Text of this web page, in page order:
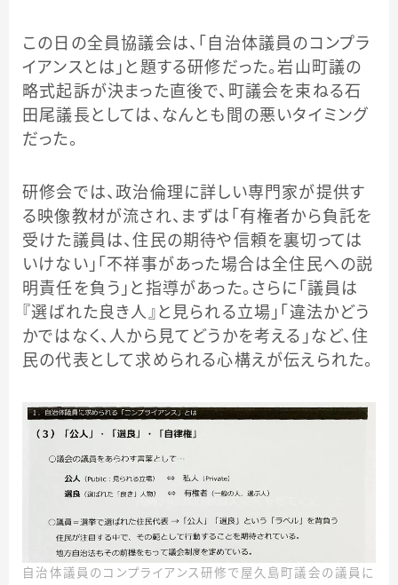
この日の全員協議会は、「自治体議員のコンプラ
イアンスとは」と題する研修だった。岩山町議の
略式起訴が決まった直後で、町議会を束ねる石
田尾議長としては、なんとも間の悪いタイミング
だった。
研修会では、政治倫理に詳しい専門家が提供す
る映像教材が流され、まずは「有権者から負託を
受けた議員は、住民の期待や信頼を裏切っては
いけない」「不祥事があった場合は全住民への説
明責任を負う」と指導があった。さらに「議員は
『選ばれた良き人』と見られる立場」「違法かどう
かではなく、人から見てどうかを考える」など、住
民の代表として求められる心構えが伝えられた。
自治体議員のコンプライアンス研修で屋久島町議会の議員に